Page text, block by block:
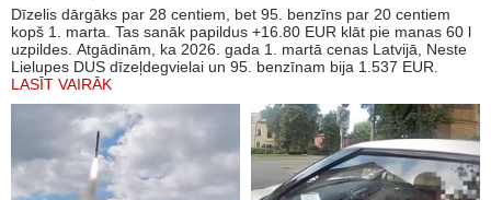
Dīzelis dārgāks par 28 centiem, bet 95. benzīns par 20 centiem
kopš 1. marta. Tas sanāk papildus +16.80 EUR klāt pie manas 60 l
uzpildes. Atgādinām, ka 2026. gada 1. martā cenas Latvijā, Neste
Lielupes DUS dīzeļdegvielai un 95. benzīnam bija 1.537 EUR.
LASĪT VAIRĀK